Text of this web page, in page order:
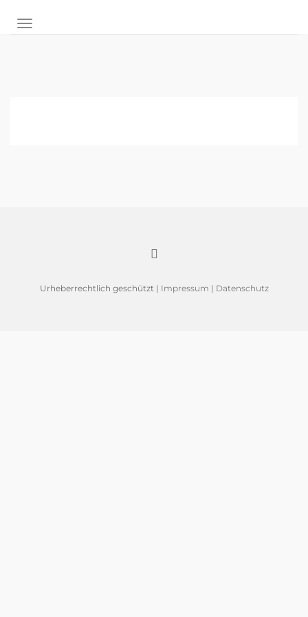
NAVIGATION UMSCHALTEN
Urheberrechtlich geschützt | Impressum | Datenschutz